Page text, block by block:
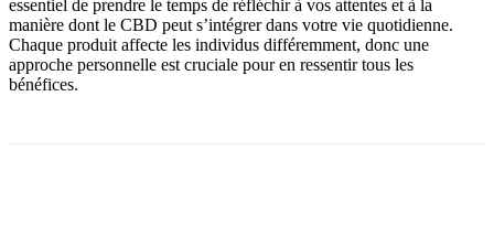
essentiel de prendre le temps de réfléchir à vos attentes et à la
manière dont le CBD peut s’intégrer dans votre vie quotidienne.
Chaque produit affecte les individus différemment, donc une
approche personnelle est cruciale pour en ressentir tous les
bénéfices.